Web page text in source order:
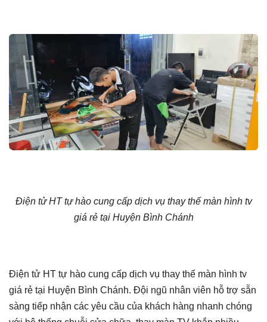
Điện tử HT tự hào cung cấp dịch vụ thay thế màn hình tv
giá rẻ tại Huyện Bình Chánh
Điện tử HT tự hào cung cấp dịch vụ thay thế màn hình tv
giá rẻ tại Huyện Bình Chánh. Đội ngũ nhân viên hỗ trợ sẵn
sàng tiếp nhận các yêu cầu của khách hàng nhanh chóng